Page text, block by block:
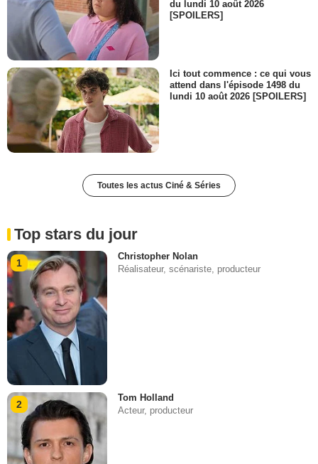
du lundi 10 août 2026
[SPOILERS]
Ici tout commence : ce qui vous
attend dans l'épisode 1498 du
lundi 10 août 2026 [SPOILERS]
Toutes les actus Ciné & Séries
Top stars du jour
1
Christopher Nolan
Réalisateur, scénariste, producteur
2
Tom Holland
Acteur, producteur